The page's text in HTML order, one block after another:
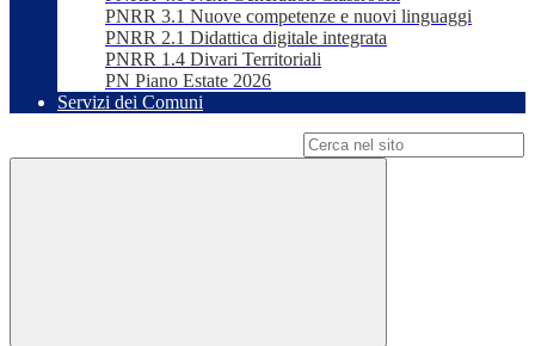
PNRR 3.1 Nuove competenze e nuovi linguaggi
PNRR 2.1 Didattica digitale integrata
PNRR 1.4 Divari Territoriali
PN Piano Estate 2026
Servizi dei Comuni